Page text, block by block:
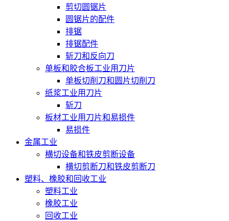
剪切圆锯片
圆锯片的配件
排锯
排锯配件
斩刀和反向刀
单板和胶合板工业用刀片
单板切削刀和圆片切削刀
纸浆工业用刀片
斩刀
板材工业用刀片和易损件
易损件
金属工业
横切设备和铁皮剪断设备
横切剪断刀和铁皮剪断刀
塑料、橡胶和回收工业
塑料工业
橡胶工业
回收工业